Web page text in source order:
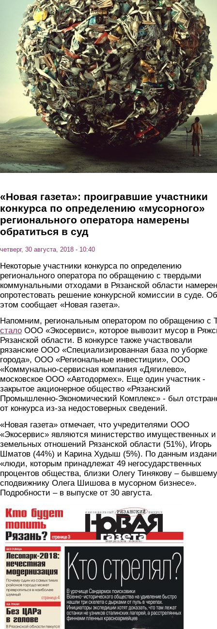
Перейти к основному содержанию
«Новая газета»: проигравшие участники
конкурса по определению «мусорного»
регионального оператора намерены
обратиться в суд
четверг, 30 августа, 2018 - 10:40
Некоторые участники конкурса по определению
регионального оператора по обращению с твердыми
коммунальными отходами в Рязанской области
опротестовать решение конкурсной комиссии в суде. Об
этом сообщает «Новая газета».
Напомним, региональным оператором по обращению с
стало ООО «Экосервис», которое вывозит мусор в
Рязанской области. В конкурсе также участвовали
рязанские ООО «Специализированная база по уборке
города», ООО «Региональные инвестиции», ООО
«Коммунально-сервисная компания «Дягилево»,
московское ООО «Автодормех». Еще один участник -
закрытое акционерное общество «Рязанский
Промышленно-Экономический Комплекс» - был
от конкурса из-за недостоверных сведений.
«Новая газета» отмечает, что учредителями ООО
«Экосервис» являются министерство имущественных и
земельных отношений Рязанской области (51%), Игорь
Шматов (44%) и Карина Худыш (5%). По данным
«люди, которым принадлежат 49 негосударственных
процентов общества, близки Олегу Тинякову – бывшему
сподвижнику Олега Шишова в мусорном бизнесе».
Подробности – в выпуске от 30 августа.
1.jpg